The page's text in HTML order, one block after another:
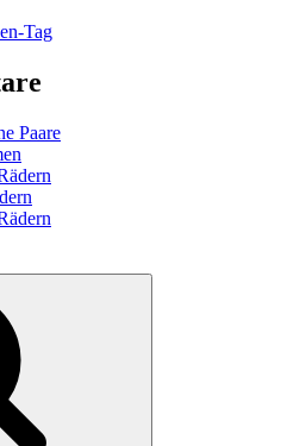
Tag
Paare